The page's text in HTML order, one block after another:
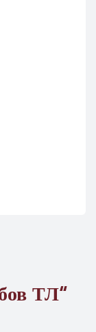
ТЛ“